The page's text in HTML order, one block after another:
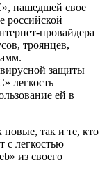
нашедшей свое
российской
провайдера
троянцев,
защиты
легкость
ей в
так и те, кто
с легкостью
из своего